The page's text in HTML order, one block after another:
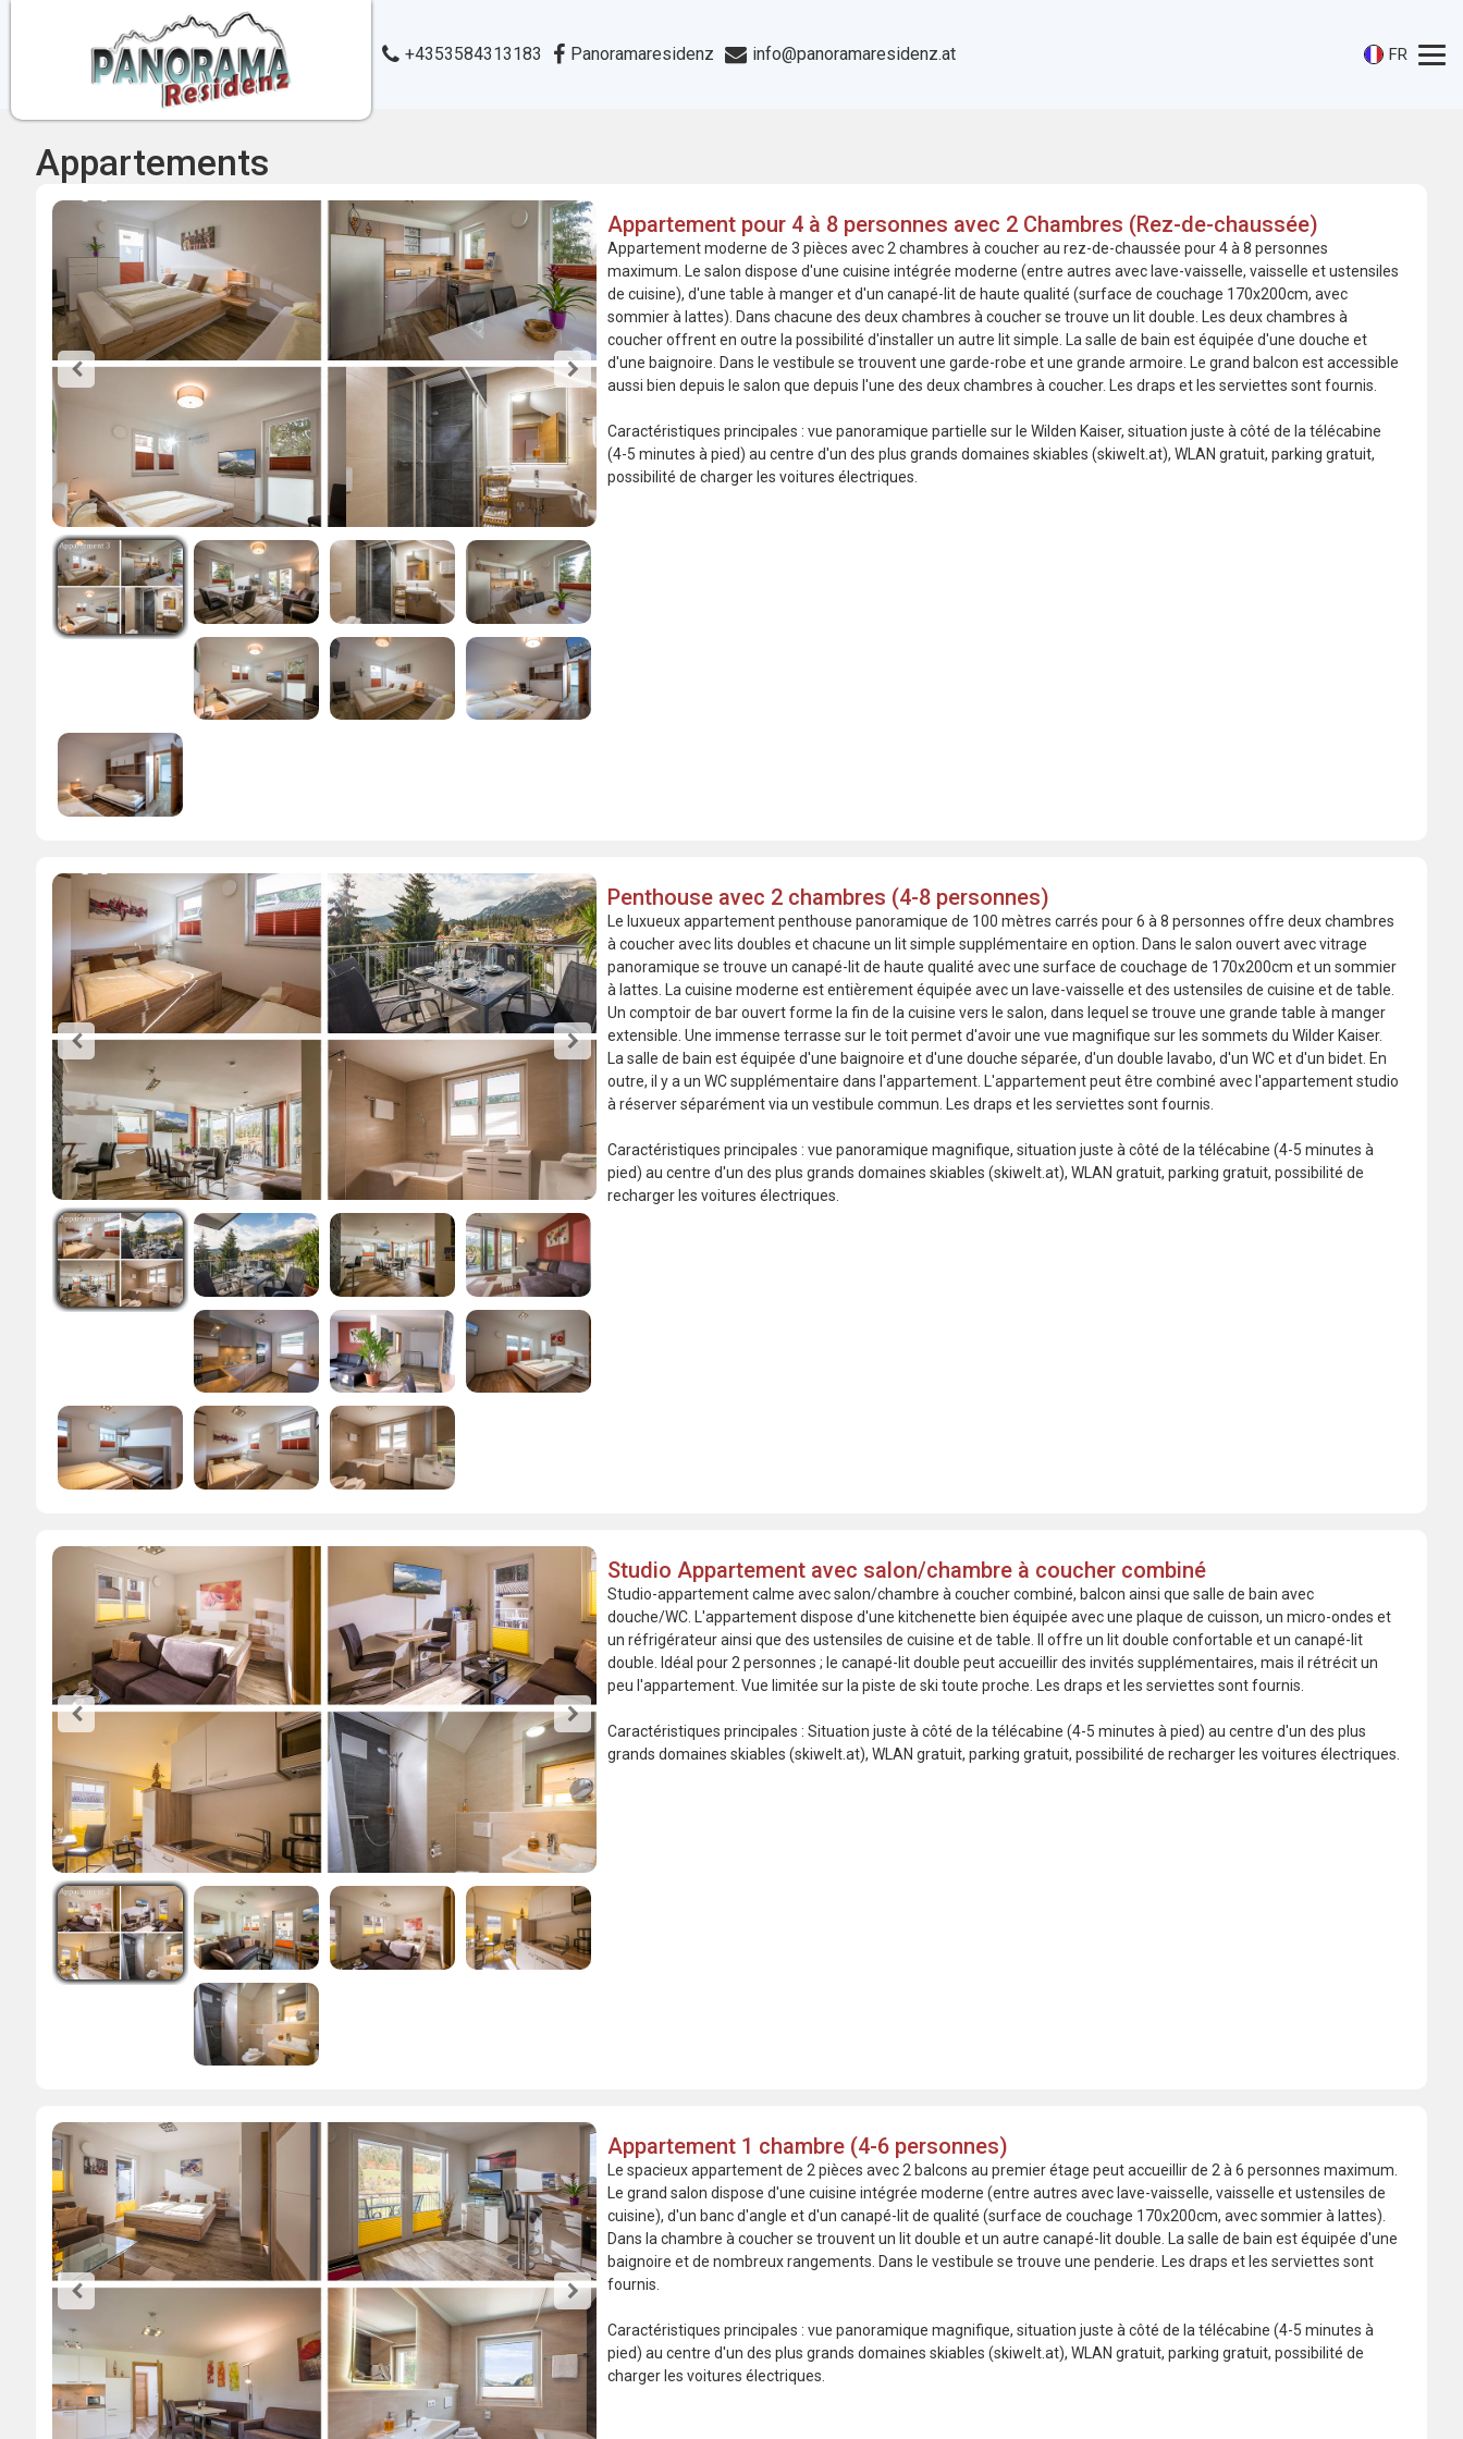
+4353584313183 Panoramaresidenz info@panoramaresidenz.at FR
Appartements
Appartement pour 4 à 8 personnes avec 2 Chambres (Rez-de-chaussée)
Appartement moderne de 3 pièces avec 2 chambres à coucher au rez-de-chaussée pour 4 à 8 personnes
maximum. Le salon dispose d'une cuisine intégrée moderne (entre autres avec lave-vaisselle, vaisselle et ustensiles
de cuisine), d'une table à manger et d'un canapé-lit de haute qualité (surface de couchage 170x200cm, avec
sommier à lattes). Dans chacune des deux chambres à coucher se trouve un lit double. Les deux chambres à
coucher offrent en outre la possibilité d'installer un autre lit simple. La salle de bain est équipée d'une douche et
d'une baignoire. Dans le vestibule se trouvent une garde-robe et une grande armoire. Le grand balcon est accessible
aussi bien depuis le salon que depuis l'une des deux chambres à coucher. Les draps et les serviettes sont fournis.
Caractéristiques principales : vue panoramique partielle sur le Wilden Kaiser, situation juste à côté de la télécabine
(4-5 minutes à pied) au centre d'un des plus grands domaines skiables (skiwelt.at), WLAN gratuit, parking gratuit,
possibilité de charger les voitures électriques.
Penthouse avec 2 chambres (4-8 personnes)
Le luxueux appartement penthouse panoramique de 100 mètres carrés pour 6 à 8 personnes offre deux chambres
à coucher avec lits doubles et chacune un lit simple supplémentaire en option. Dans le salon ouvert avec vitrage
panoramique se trouve un canapé-lit de haute qualité avec une surface de couchage de 170x200cm et un sommier
à lattes. La cuisine moderne est entièrement équipée avec un lave-vaisselle et des ustensiles de cuisine et de table.
Un comptoir de bar ouvert forme la fin de la cuisine vers le salon, dans lequel se trouve une grande table à manger
extensible. Une immense terrasse sur le toit permet d'avoir une vue magnifique sur les sommets du Wilder Kaiser.
La salle de bain est équipée d'une baignoire et d'une douche séparée, d'un double lavabo, d'un WC et d'un bidet. En
outre, il y a un WC supplémentaire dans l'appartement. L'appartement peut être combiné avec l'appartement studio
à réserver séparément via un vestibule commun. Les draps et les serviettes sont fournis.
Caractéristiques principales : vue panoramique magnifique, situation juste à côté de la télécabine (4-5 minutes à
pied) au centre d'un des plus grands domaines skiables (skiwelt.at), WLAN gratuit, parking gratuit, possibilité de
recharger les voitures électriques.
Studio Appartement avec salon/chambre à coucher combiné
Studio-appartement calme avec salon/chambre à coucher combiné, balcon ainsi que salle de bain avec
douche/WC. L'appartement dispose d'une kitchenette bien équipée avec une plaque de cuisson, un micro-ondes et
un réfrigérateur ainsi que des ustensiles de cuisine et de table. Il offre un lit double confortable et un canapé-lit
double. Idéal pour 2 personnes ; le canapé-lit double peut accueillir des invités supplémentaires, mais il rétrécit un
peu l'appartement. Vue limitée sur la piste de ski toute proche. Les draps et les serviettes sont fournis.
Caractéristiques principales : Situation juste à côté de la télécabine (4-5 minutes à pied) au centre d'un des plus
grands domaines skiables (skiwelt.at), WLAN gratuit, parking gratuit, possibilité de recharger les voitures électriques.
Appartement 1 chambre (4-6 personnes)
Le spacieux appartement de 2 pièces avec 2 balcons au premier étage peut accueillir de 2 à 6 personnes maximum.
Le grand salon dispose d'une cuisine intégrée moderne (entre autres avec lave-vaisselle, vaisselle et ustensiles de
cuisine), d'un banc d'angle et d'un canapé-lit de qualité (surface de couchage 170x200cm, avec sommier à lattes).
Dans la chambre à coucher se trouvent un lit double et un autre canapé-lit double. La salle de bain est équipée d'une
baignoire et de nombreux rangements. Dans le vestibule se trouve une penderie. Les draps et les serviettes sont
fournis.
Caractéristiques principales : vue panoramique magnifique, situation juste à côté de la télécabine (4-5 minutes à
pied) au centre d'un des plus grands domaines skiables (skiwelt.at), WLAN gratuit, parking gratuit, possibilité de
charger les voitures électriques.